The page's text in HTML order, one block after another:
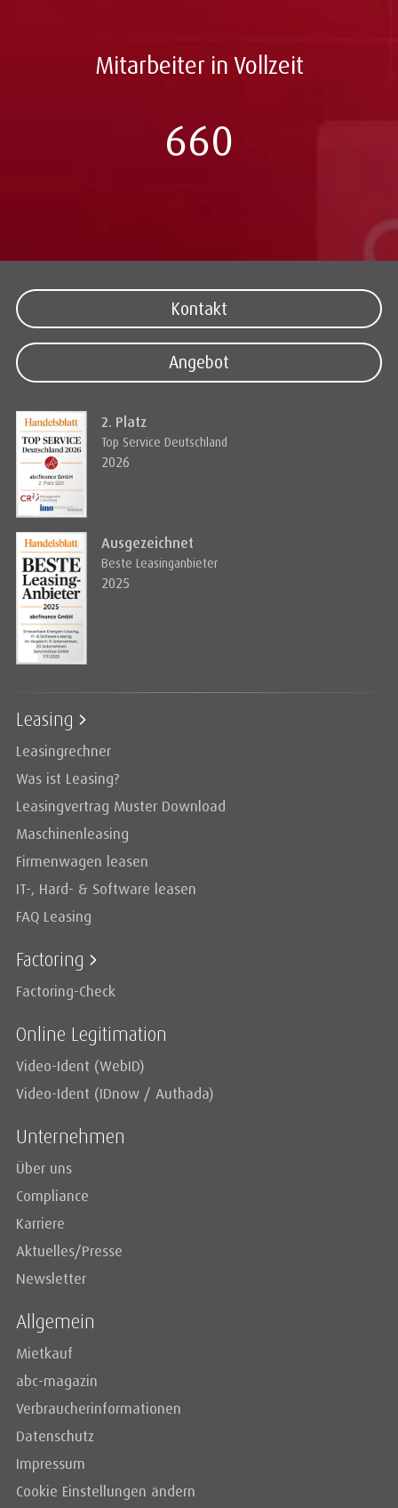
Mitarbeiter in Vollzeit
660
Kontakt
Angebot
2. Platz
Top Service Deutschland
2026
Ausgezeichnet
Beste Leasinganbieter
2025
Leasing
Leasingrechner
Was ist Leasing?
Leasingvertrag Muster Download
Maschinenleasing
Firmenwagen leasen
IT-, Hard- & Software leasen
FAQ Leasing
Factoring
Factoring-Check
Online Legitimation
Video-Ident (WebID)
Video-Ident (IDnow / Authada)
Unternehmen
Über uns
Compliance
Karriere
Aktuelles/Presse
Newsletter
Allgemein
Mietkauf
abc-magazin
Verbraucherinformationen
Datenschutz
Impressum
Cookie Einstellungen ändern